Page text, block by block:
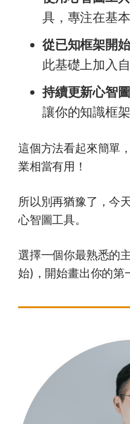
具，專注在基
從已知框架開始
此基礎上加入
持續更新心智圖
讓你的知識框
這個方法看起來簡單
業相當有用！
所以別再猶豫了，今
心智圖工具。
選擇一個你最熟悉的
始)，開始畫出你的第